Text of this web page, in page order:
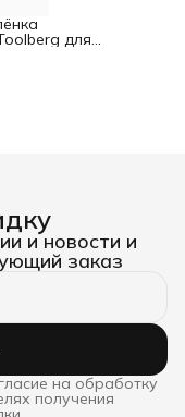
для
100 мкм
и новости и
заказ
на обработку
получения